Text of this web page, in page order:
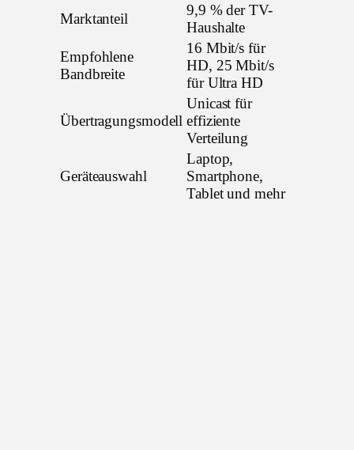
Marktanteil
9,9 % der TV-
Haushalte
Empfohlene
Bandbreite
16 Mbit/s für
HD, 25 Mbit/s
für Ultra HD
Übertragungsmodell
Unicast für
effiziente
Verteilung
Geräteauswahl
Laptop,
Smartphone,
Tablet und mehr